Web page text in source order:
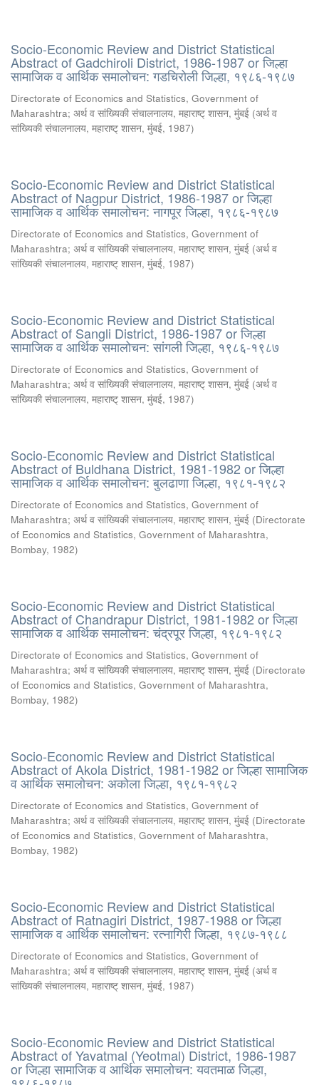
Socio-Economic Review and District Statistical
Abstract of Gadchiroli District, 1986-1987 or जिल्हा
सामाजिक व आर्थिक समालोचन: गडचिरोली जिल्हा, १९८६-१९८७
Directorate of Economics and Statistics, Government of
Maharashtra; अर्थ व सांख्यिकी संचालनालय, महाराष्ट् शासन, मुंबई (अर्थ व
सांख्यिकी संचालनालय, महाराष्ट् शासन, मुंबई, 1987)
Socio-Economic Review and District Statistical
Abstract of Nagpur District, 1986-1987 or जिल्हा
सामाजिक व आर्थिक समालोचन: नागपूर जिल्हा, १९८६-१९८७
Directorate of Economics and Statistics, Government of
Maharashtra; अर्थ व सांख्यिकी संचालनालय, महाराष्ट् शासन, मुंबई (अर्थ व
सांख्यिकी संचालनालय, महाराष्ट् शासन, मुंबई, 1987)
Socio-Economic Review and District Statistical
Abstract of Sangli District, 1986-1987 or जिल्हा
सामाजिक व आर्थिक समालोचन: सांगली जिल्हा, १९८६-१९८७
Directorate of Economics and Statistics, Government of
Maharashtra; अर्थ व सांख्यिकी संचालनालय, महाराष्ट् शासन, मुंबई (अर्थ व
सांख्यिकी संचालनालय, महाराष्ट् शासन, मुंबई, 1987)
Socio-Economic Review and District Statistical
Abstract of Buldhana District, 1981-1982 or जिल्हा
सामाजिक व आर्थिक समालोचन: बुलढाणा जिल्हा, १९८१-१९८२
Directorate of Economics and Statistics, Government of
Maharashtra; अर्थ व सांख्यिकी संचालनालय, महाराष्ट् शासन, मुंबई (Directorate
of Economics and Statistics, Government of Maharashtra,
Bombay, 1982)
Socio-Economic Review and District Statistical
Abstract of Chandrapur District, 1981-1982 or जिल्हा
सामाजिक व आर्थिक समालोचन: चंद्रपूर जिल्हा, १९८१-१९८२
Directorate of Economics and Statistics, Government of
Maharashtra; अर्थ व सांख्यिकी संचालनालय, महाराष्ट् शासन, मुंबई (Directorate
of Economics and Statistics, Government of Maharashtra,
Bombay, 1982)
Socio-Economic Review and District Statistical
Abstract of Akola District, 1981-1982 or जिल्हा सामाजिक
व आर्थिक समालोचन: अकोला जिल्हा, १९८१-१९८२
Directorate of Economics and Statistics, Government of
Maharashtra; अर्थ व सांख्यिकी संचालनालय, महाराष्ट् शासन, मुंबई (Directorate
of Economics and Statistics, Government of Maharashtra,
Bombay, 1982)
Socio-Economic Review and District Statistical
Abstract of Ratnagiri District, 1987-1988 or जिल्हा
सामाजिक व आर्थिक समालोचन: रत्नागिरी जिल्हा, १९८७-१९८८
Directorate of Economics and Statistics, Government of
Maharashtra; अर्थ व सांख्यिकी संचालनालय, महाराष्ट् शासन, मुंबई (अर्थ व
सांख्यिकी संचालनालय, महाराष्ट् शासन, मुंबई, 1987)
Socio-Economic Review and District Statistical
Abstract of Yavatmal (Yeotmal) District, 1986-1987
or जिल्हा सामाजिक व आर्थिक समालोचन: यवतमाळ जिल्हा,